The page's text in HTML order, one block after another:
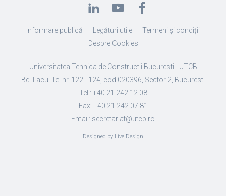
Informare publică Legături utile
Termeni și condiții
Despre Cookies
Universitatea Tehnica de Constructii Bucuresti - UTCB
Bd. Lacul Tei nr. 122 - 124, cod 020396, Sector 2, Bucuresti
Tel.: +40 21 242.12.08
Fax: +40 21 242.07.81
Email: secretariat@utcb.ro
Designed by Live Design